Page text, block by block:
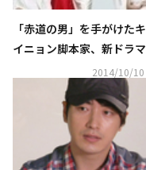
「赤道の男」を手がけた
イニョン脚本家、新ドラ
2014/10/10